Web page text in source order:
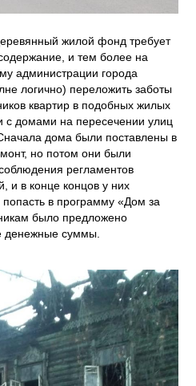
жилой фонд требует
и тем более на
администрации города
логично) переложить заботы
квартир в подобных жилых
с домами на пересечении улиц
дома были поставлены в
но потом они были
регламентов
и в конце концов у них
попасть в программу «Дом за
было предложено
денежные суммы.